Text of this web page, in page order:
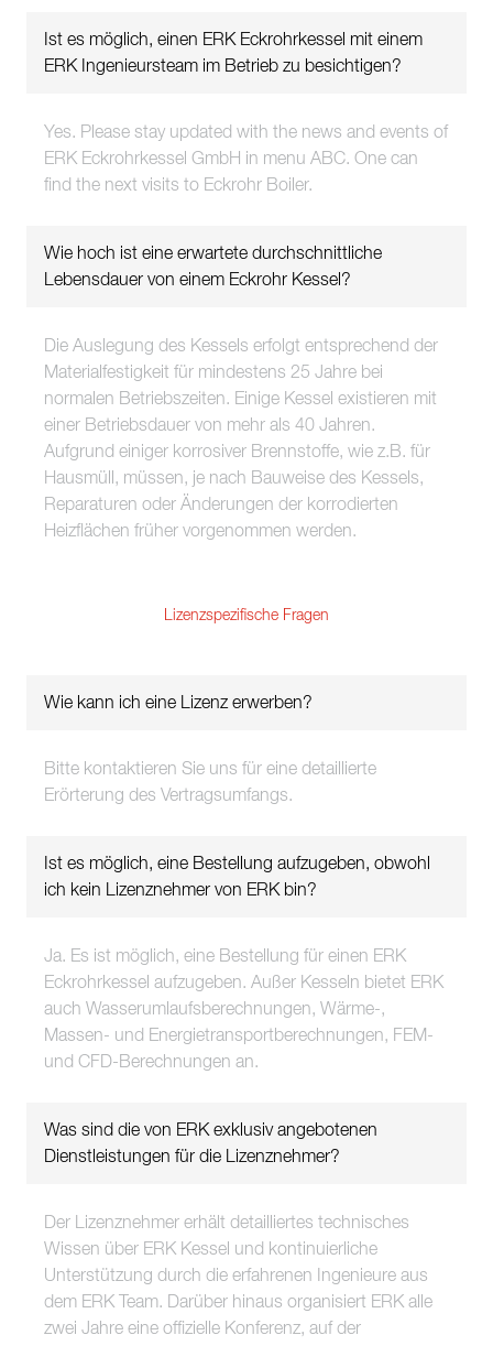
Ist es möglich, einen ERK Eckrohrkessel mit einem
ERK Ingenieursteam im Betrieb zu besichtigen?
Yes. Please stay updated with the news and events of
ERK Eckrohrkessel GmbH in menu ABC. One can
find the next visits to Eckrohr Boiler.
Wie hoch ist eine erwartete durchschnittliche
Lebensdauer von einem Eckrohr Kessel?
Die Auslegung des Kessels erfolgt entsprechend der
Materialfestigkeit für mindestens 25 Jahre bei
normalen Betriebszeiten. Einige Kessel existieren mit
einer Betriebsdauer von mehr als 40 Jahren.
Aufgrund einiger korrosiver Brennstoffe, wie z.B. für
Hausmüll, müssen, je nach Bauweise des Kessels,
Reparaturen oder Änderungen der korrodierten
Heizflächen früher vorgenommen werden.
Lizenzspezifische Fragen
Wie kann ich eine Lizenz erwerben?
Bitte kontaktieren Sie uns für eine detaillierte
Erörterung des Vertragsumfangs.
Ist es möglich, eine Bestellung aufzugeben, obwohl
ich kein Lizenznehmer von ERK bin?
Ja. Es ist möglich, eine Bestellung für einen ERK
Eckrohrkessel aufzugeben. Außer Kesseln bietet ERK
auch Wasserumlaufsberechnungen, Wärme-,
Massen- und Energietransportberechnungen, FEM-
und CFD-Berechnungen an.
Was sind die von ERK exklusiv angebotenen
Dienstleistungen für die Lizenznehmer?
Der Lizenznehmer erhält detailliertes technisches
Wissen über ERK Kessel und kontinuierliche
Unterstützung durch die erfahrenen Ingenieure aus
dem ERK Team. Darüber hinaus organisiert ERK alle
zwei Jahre eine offizielle Konferenz, auf der